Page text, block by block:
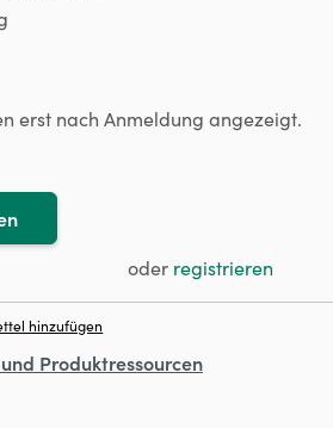
erst nach Anmeldung angezeigt.
oder registrieren
hinzufügen
Produktressourcen